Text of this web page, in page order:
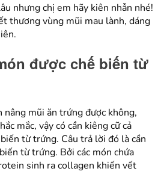
nhưng chị em hãy kiên nhẫn nhé!
thương vùng mũi mau lành, dáng
được chế biến từ
nâng mũi ăn trứng được không,
mắc, vậy có cần kiêng cữ cả
từ trứng. Câu trả lời đó là cần
từ trứng. Bởi các món chứa
sinh ra collagen khiến vết